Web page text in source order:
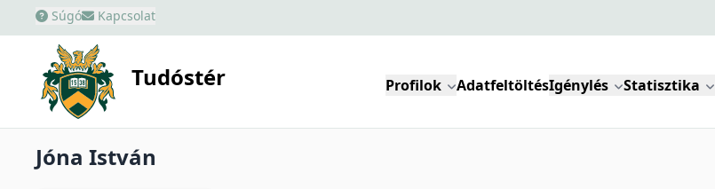
Súgó Kapcsolat
Tudóstér Profilok AdatfeltöltésIgénylés Statisztika
Jóna István